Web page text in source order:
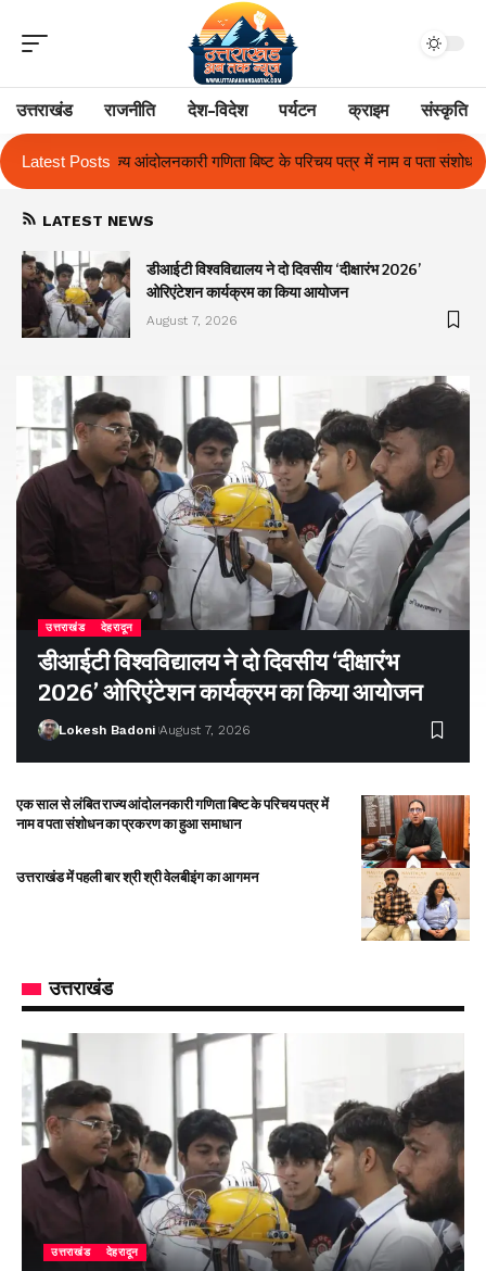
उत्तराखंड राजनीति देश-विदेश पर्यटन क्राइम संस्कृति
Latest Posts
के परिचय पत्र में नाम व पता संशोधन का प्रकरण का हुआ समाधान
LATEST NEWS
डीआईटी विश्वविद्यालय ने दो दिवसीय ‘दीक्षारंभ 2026’
ओरिएंटेशन कार्यक्रम का किया आयोजन
August 7, 2026
उत्तराखंड देहरादून
डीआईटी विश्वविद्यालय ने दो दिवसीय ‘दीक्षारंभ
2026’ ओरिएंटेशन कार्यक्रम का किया आयोजन
Lokesh Badoni August 7, 2026
एक साल से लंबित राज्य आंदोलनकारी गणिता बिष्ट के परिचय पत्र में
नाम व पता संशोधन का प्रकरण का हुआ समाधान
उत्तराखंड में पहली बार श्री श्री वेलबीइंग का आगमन
उत्तराखंड
उत्तराखंड देहरादून